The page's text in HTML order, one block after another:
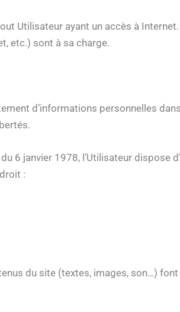
Utilisateur ayant un accès à
etc.) sont à sa charge.
d’informations personnelles
6 janvier 1978, l’Utilisateur dispose
:
du site (textes, images, son…)